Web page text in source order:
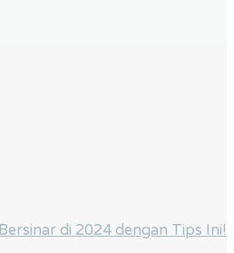
di 2024 dengan Tips Ini!